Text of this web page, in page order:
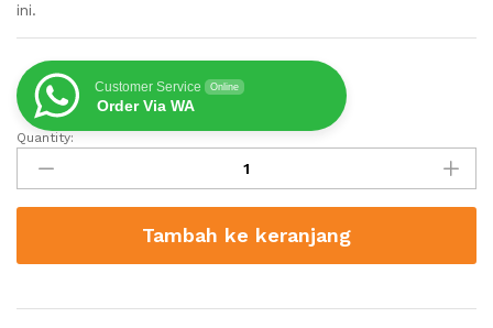
ini.
Customer Service Online
Order Via WA
Set
Meja
Makan
4
Minimalis
quantity
Quantity:
Tambah ke keranjang